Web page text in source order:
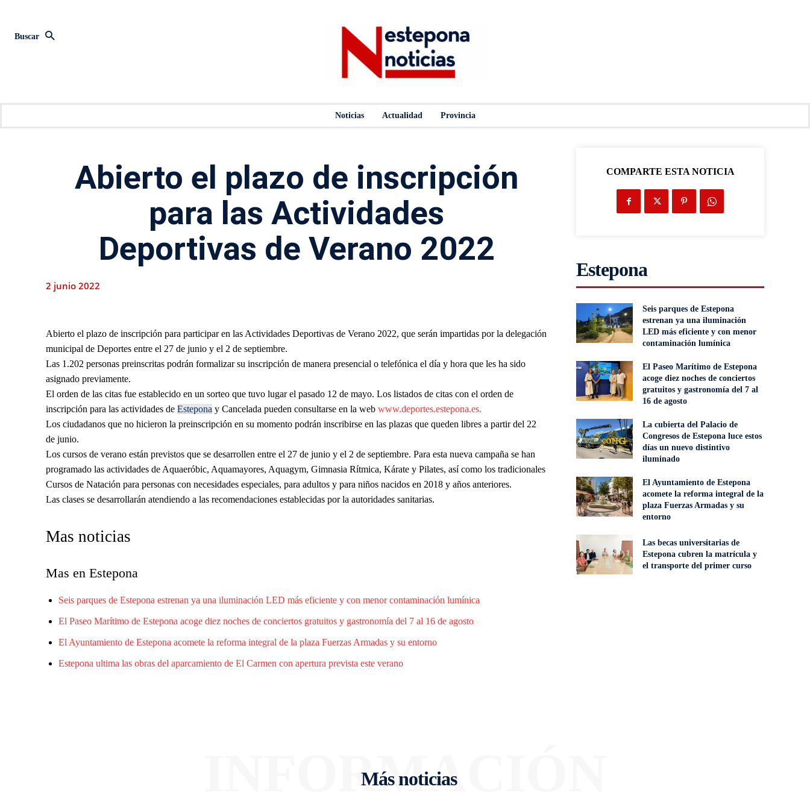
Buscar
Noticias Actualidad Provincia
Abierto el plazo de inscripción
para las Actividades
Deportivas de Verano 2022
2 junio 2022
Abierto el plazo de inscripción para participar en las Actividades Deportivas de Verano 2022, que serán impartidas por la delegación
municipal de Deportes entre el 27 de junio y el 2 de septiembre.
Las 1.202 personas preinscritas podrán formalizar su inscripción de manera presencial o telefónica el día y hora que les ha sido
asignado previamente.
El orden de las citas fue establecido en un sorteo que tuvo lugar el pasado 12 de mayo. Los listados de citas con el orden de
inscripción para las actividades de Estepona y Cancelada pueden consultarse en la web www.deportes.estepona.es.
Los ciudadanos que no hicieron la preinscripción en su momento podrán inscribirse en las plazas que queden libres a partir del 22
de junio.
Los cursos de verano están previstos que se desarrollen entre el 27 de junio y el 2 de septiembre. Para esta nueva campaña se han
programado las actividades de Aquaeróbic, Aquamayores, Aquagym, Gimnasia Rítmica, Kárate y Pilates, así como los tradicionales
Cursos de Natación para personas con necesidades especiales, para adultos y para niños nacidos en 2018 y años anteriores.
Las clases se desarrollarán atendiendo a las recomendaciones establecidas por la autoridades sanitarias.
Mas noticias
Mas en Estepona
Seis parques de Estepona estrenan ya una iluminación LED más eficiente y con menor contaminación lumínica
El Paseo Marítimo de Estepona acoge diez noches de conciertos gratuitos y gastronomía del 7 al 16 de agosto
El Ayuntamiento de Estepona acomete la reforma integral de la plaza Fuerzas Armadas y su entorno
Estepona ultima las obras del aparcamiento de El Carmen con apertura prevista este verano
COMPARTE ESTA NOTICIA
Estepona
Seis parques de Estepona
estrenan ya una iluminación
LED más eficiente y con menor
contaminación lumínica
El Paseo Marítimo de Estepona
acoge diez noches de conciertos
gratuitos y gastronomía del 7 al
16 de agosto
La cubierta del Palacio de
Congresos de Estepona luce estos
días un nuevo distintivo
iluminado
El Ayuntamiento de Estepona
acomete la reforma integral de la
plaza Fuerzas Armadas y su
entorno
Las becas universitarias de
Estepona cubren la matrícula y
el transporte del primer curso
Más noticias
INFORMACIÓN